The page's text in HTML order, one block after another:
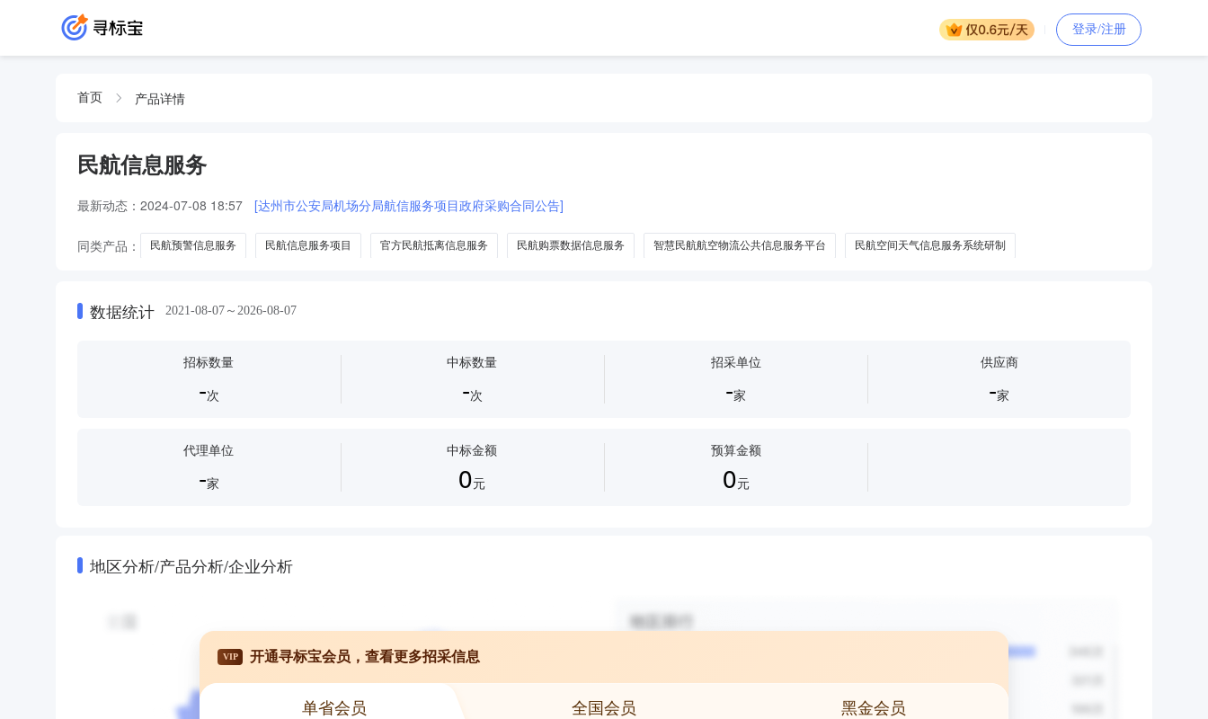
登录/注册
首页 产品详情
民航信息服务
最新动态： 2024-07-08 18:57 [达州市公安局机场分局航信服务项目政府采购合同公告]
同类产品： 民航预警信息服务 民航信息服务项目 官方民航抵离信息服务 民航购票数据信息服务 智慧民航航空物流公共信息服务平台 民航空间天气信息服务系统研制
数据统计 2021-08-07～2026-08-07
招标数量
-次
中标数量
-次
招采单位
-家
供应商
-家
代理单位
-家
中标金额
0元
预算金额
0元
地区分析/产品分析/企业分析
VIP 开通寻标宝会员，查看更多招采信息
单省会员 全国会员 黑金会员